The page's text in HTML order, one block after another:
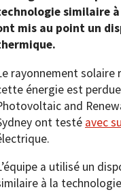
similaire
mis au point un
rayonnement
énergie est
and
ont testé avec
a utilisé un
à la